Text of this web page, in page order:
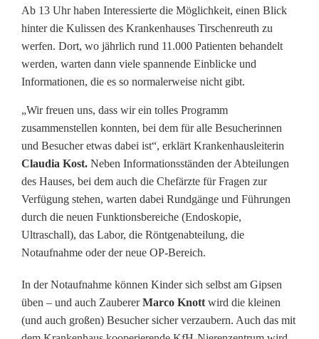
r
a
n
e
n
h
a
u
s
T
i
Ab 13 Uhr haben Interessierte die Möglichkeit, einen Blick
hinter die Kulissen des Krankenhauses Tirschenreuth zu
werfen. Dort, wo jährlich rund 11.000 Patienten behandelt
werden, warten dann viele spannende Einblicke und
Informationen, die es so normalerweise nicht gibt.
„Wir freuen uns, dass wir ein tolles Programm
zusammenstellen konnten, bei dem für alle Besucherinnen
und Besucher etwas dabei ist“, erklärt Krankenhausleiterin
Claudia Kost. Neben Informationsständen der Abteilungen
des Hauses, bei dem auch die Chefärzte für Fragen zur
Verfügung stehen, warten dabei Rundgänge und Führungen
durch die neuen Funktionsbereiche (Endoskopie,
Ultraschall), das Labor, die Röntgenabteilung, die
Notaufnahme oder der neue OP-Bereich.
In der Notaufnahme können Kinder sich selbst am Gipsen
üben – und auch ZaubererMarco Knott wird die kleinen
(und auch großen) Besucher sicher verzaubern. Auch das mit